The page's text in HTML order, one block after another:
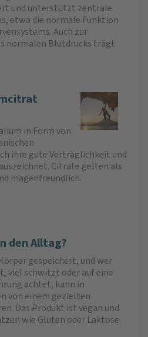
und unterstützt zentrale
etwa die normale Funktion
Auch zur
normalen Blutdrucks trägt
in Form von
ihre gute Verträglichkeit und
Citrate gelten als
magenfreundlich.
den Alltag?
gespeichert, und wer
viel schwitzt oder auf eine
achtet, kann in
von einem gezielten
Das Produkt ist vegan und
wie Gluten oder Laktose.